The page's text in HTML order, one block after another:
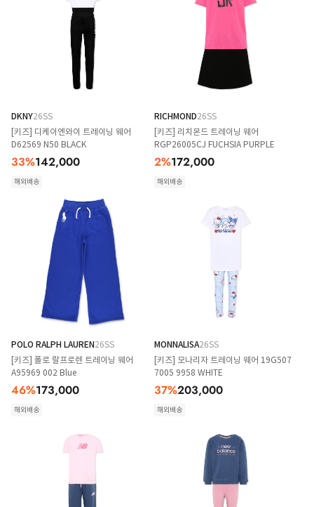
DKNY26SS
[키즈] 디케이엔와이 트레이닝 웨어
D62569 N50 BLACK
33%142,000
해외배송
RICHMOND26SS
[키즈] 리치몬드 트레이닝 웨어
RGP26005CJ FUCHSIA PURPLE
2%172,000
해외배송
POLO RALPH LAUREN26SS
[키즈] 폴로 랄프로렌 트레이닝 웨어
A95969 002 Blue
46%173,000
해외배송
MONNALISA26SS
[키즈] 모나리자 트레이닝 웨어 19G507
7005 9958 WHITE
37%203,000
해외배송